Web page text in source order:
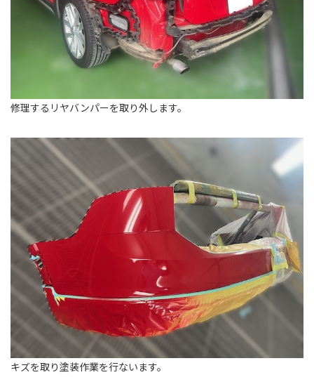
修理するリヤバンパーを取り外します。
キズを取り塗装作業を行ないます。